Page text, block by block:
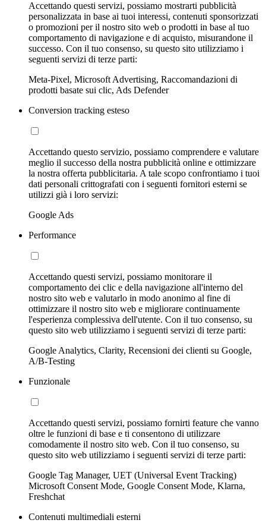
Accettando questi servizi, possiamo mostrarti pubblicità
personalizzata in base ai tuoi interessi, contenuti sponsorizzati
o promozioni per il nostro sito web o prodotti in base al tuo
comportamento di navigazione e di acquisto, misurandone il
successo. Con il tuo consenso, su questo sito utilizziamo i
seguenti servizi di terze parti:
Meta-Pixel, Microsoft Advertising, Raccomandazioni di
prodotti basate sui clic, Ads Defender
Conversion tracking esteso
Accettando questo servizio, possiamo comprendere e valutare
meglio il successo della nostra pubblicità online e ottimizzare
la nostra offerta pubblicitaria. A tale scopo confrontiamo i tuoi
dati personali crittografati con i seguenti fornitori esterni se
utilizzi già i loro servizi:
Google Ads
Performance
Accettando questi servizi, possiamo monitorare il
comportamento dei clic e della navigazione all'interno del
nostro sito web e valutarlo in modo anonimo al fine di
ottimizzare il nostro sito web e migliorare continuamente
l'esperienza complessiva dell'utente. Con il tuo consenso, su
questo sito web utilizziamo i seguenti servizi di terze parti:
Google Analytics, Clarity, Recensioni dei clienti su Google,
A/B-Testing
Funzionale
Accettando questi servizi, possiamo fornirti feature che vanno
oltre le funzioni di base e ti consentono di utilizzare
comodamente il nostro sito web. Con il tuo consenso, su
questo sito web utilizziamo i seguenti servizi di terze parti:
Google Tag Manager, UET (Universal Event Tracking)
Microsoft Consent Mode, Google Consent Mode, Klarna,
Freshchat
Contenuti multimediali esterni